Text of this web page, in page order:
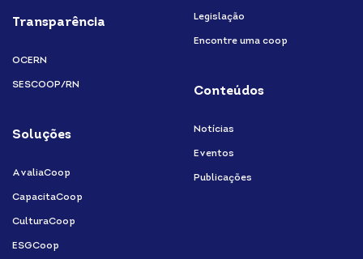
Transparência
OCERN
SESCOOP/RN
Soluções
AvaliaCoop
CapacitaCoop
CulturaCoop
ESGCoop
Legislação
Encontre uma coop
Conteúdos
Notícias
Eventos
Publicações